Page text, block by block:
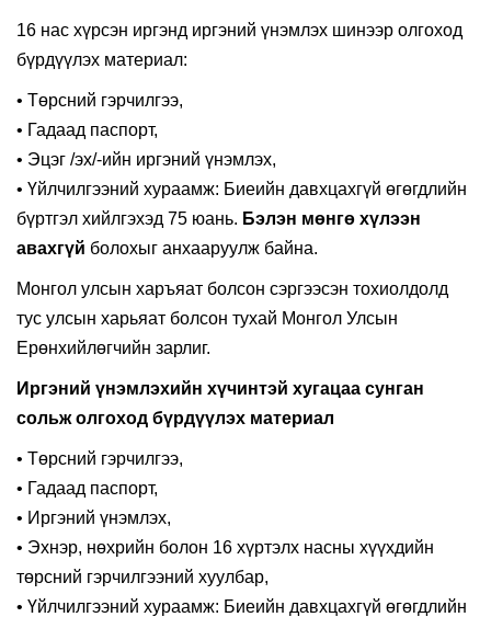
16 нас хүрсэн иргэнд иргэний үнэмлэх шинээр олгоход
бүрдүүлэх материал:
• Төрсний гэрчилгээ,
• Гадаад паспорт,
• Эцэг /эх/-ийн иргэний үнэмлэх,
• Үйлчилгээний хураамж: Биеийн давхцахгүй өгөгдлийн
бүртгэл хийлгэхэд 75 юань. Бэлэн мөнгө хүлээн
авахгүй болохыг анхааруулж байна.
Монгол улсын харъяат болсон сэргээсэн тохиолдолд
тус улсын харьяат болсон тухай Монгол Улсын
Ерөнхийлөгчийн зарлиг.
Иргэний үнэмлэхийн хүчинтэй хугацаа сунган
сольж олгоход бүрдүүлэх материал
• Төрсний гэрчилгээ,
• Гадаад паспорт,
• Иргэний үнэмлэх,
• Эхнэр, нөхрийн болон 16 хүртэлх насны хүүхдийн
төрсний гэрчилгээний хуулбар,
• Үйлчилгээний хураамж: Биеийн давхцахгүй өгөгдлийн